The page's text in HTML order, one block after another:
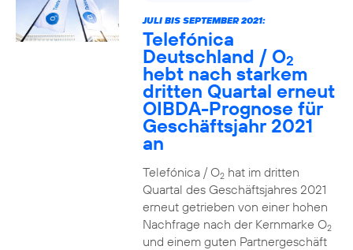
JULI BIS SEPTEMBER 2021:
Telefónica
Deutschland / O2
hebt nach starkem
dritten Quartal erneut
OIBDA-Prognose für
Geschäftsjahr 2021
an
Telefónica / O2hat im dritten
Quartal des Geschäftsjahres 2021
erneut getrieben von einer hohen
Nachfrage nach der Kernmarke O2
und einem guten Partnergeschäft